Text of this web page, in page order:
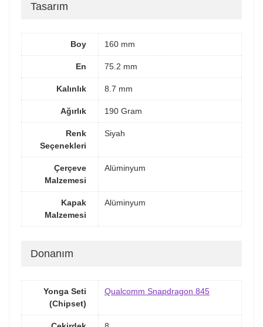
Tasarım
Boy 160 mm
En 75.2 mm
Kalınlık 8.7 mm
Ağırlık 190 Gram
Renk
Seçenekleri
Siyah
Çerçeve
Malzemesi
Alüminyum
Kapak
Malzemesi
Alüminyum
Donanım
Yonga Seti
(Chipset)
Qualcomm Snapdragon 845